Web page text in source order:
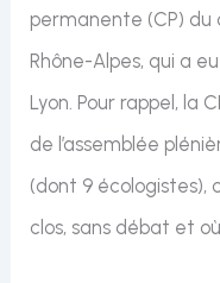
permanente (CP) du
Rhône-Alpes, qui a
Lyon. Pour rappel, la
de l’assemblée
(dont 9 écologistes),
clos, sans débat et où